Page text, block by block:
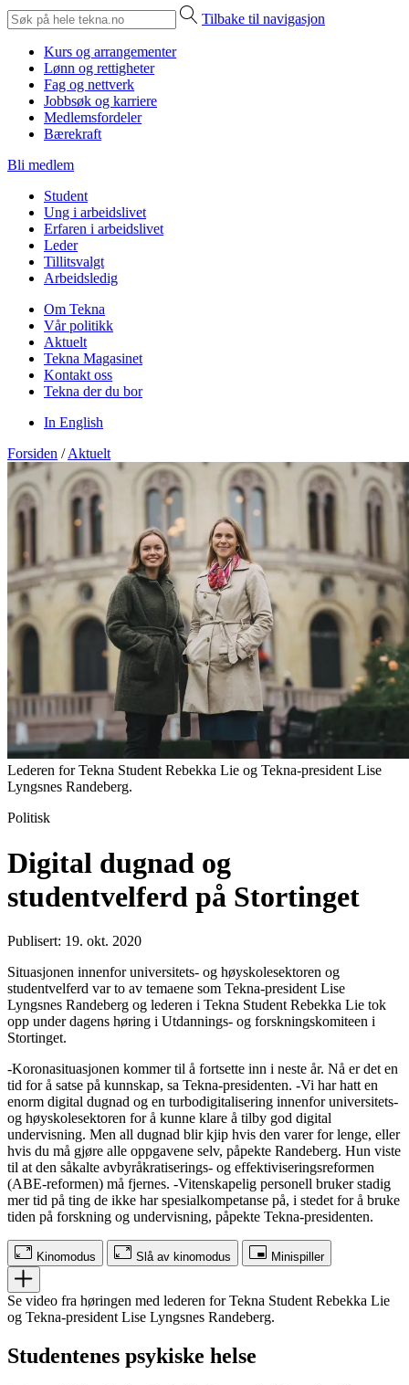
Tilbake til navigasjon
Kurs og arrangementer
Lønn og rettigheter
Fag og nettverk
Jobbsøk og karriere
Medlemsfordeler
Bærekraft
Bli medlem
Student
Ung i arbeidslivet
Erfaren i arbeidslivet
Leder
Tillitsvalgt
Arbeidsledig
Om Tekna
Vår politikk
Aktuelt
Tekna Magasinet
Kontakt oss
Tekna der du bor
In English
Forsiden / Aktuelt
Lederen for Tekna Student Rebekka Lie og Tekna-president Lise
Lyngsnes Randeberg.
Politisk
Digital dugnad og
studentvelferd på Stortinget
Publisert: 19. okt. 2020
Situasjonen innenfor universitets- og høyskolesektoren og
studentvelferd var to av temaene som Tekna-president Lise
Lyngsnes Randeberg og lederen i Tekna Student Rebekka Lie tok
opp under dagens høring i Utdannings- og forskningskomiteen i
Stortinget.
-Koronasituasjonen kommer til å fortsette inn i neste år. Nå er det en
tid for å satse på kunnskap, sa Tekna-presidenten. -Vi har hatt en
enorm digital dugnad og en turbodigitalisering innenfor universitets-
og høyskolesektoren for å kunne klare å tilby god digital
undervisning. Men all dugnad blir kjip hvis den varer for lenge, eller
hvis du må gjøre alle oppgavene selv, påpekte Randeberg. Hun viste
til at den såkalte avbyråkratiserings- og effektiviseringsreformen
(ABE-reformen) må fjernes. -Vitenskapelig personell bruker stadig
mer tid på ting de ikke har spesialkompetanse på, i stedet for å bruke
tiden på forskning og undervisning, påpekte Tekna-presidenten.
Kinomodus Slå av kinomodus Minispiller
Se video fra høringen med lederen for Tekna Student Rebekka Lie
og Tekna-president Lise Lyngsnes Randeberg.
Studentenes psykiske helse